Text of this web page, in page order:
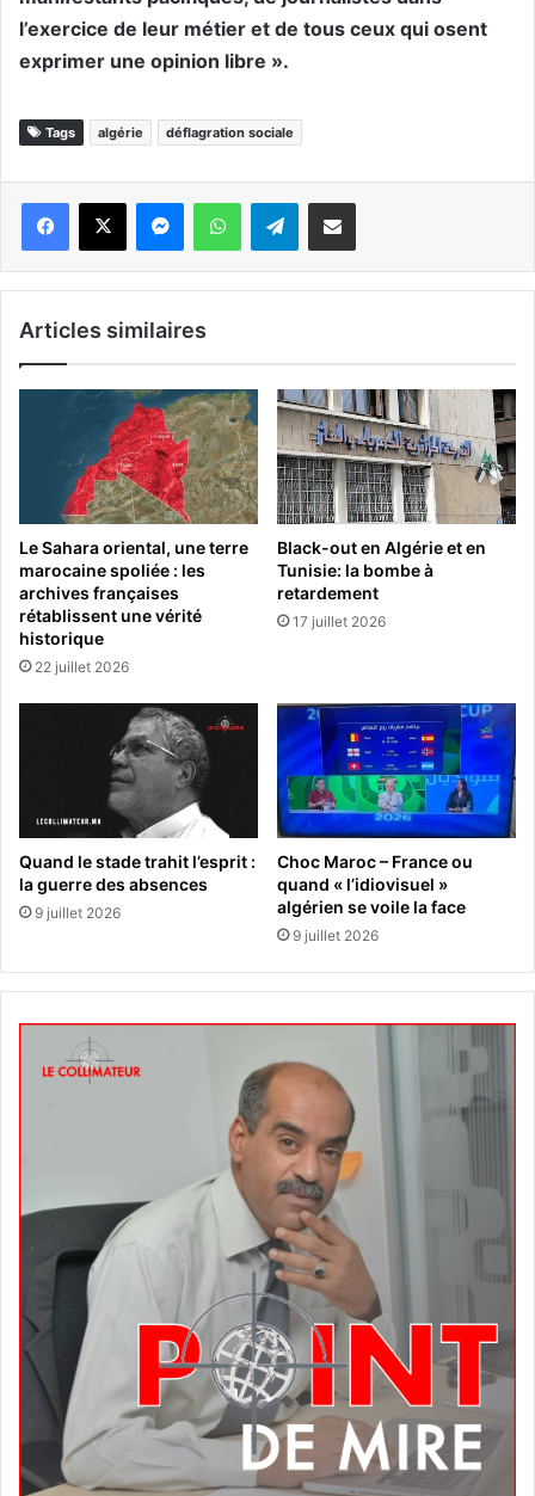
l’exercice de leur métier et de tous ceux qui osent
exprimer une opinion libre ».
Tags algérie déflagration sociale
WhatsApp Telegram
Articles similaires
Le Sahara oriental, une terre
marocaine spoliée : les
archives françaises
rétablissent une vérité
historique
22 juillet 2026
Black-out en Algérie et en
Tunisie: la bombe à
retardement
17 juillet 2026
Quand le stade trahit l’esprit :
la guerre des absences
9 juillet 2026
Choc Maroc – France ou
quand « l’idiovisuel »
algérien se voile la face
9 juillet 2026